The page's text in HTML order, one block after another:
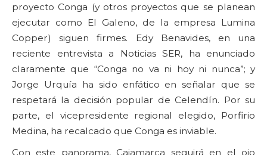
proyecto Conga (y otros proyectos que se planean
ejecutar como El Galeno, de la empresa Lumina
Copper) siguen firmes. Edy Benavides, en una
reciente entrevista a Noticias SER, ha enunciado
claramente que “Conga no va ni hoy ni nunca”; y
Jorge Urquía ha sido enfático en señalar que se
respetará la decisión popular de Celendín. Por su
parte, el vicepresidente regional elegido, Porfirio
Medina, ha recalcado que Conga es inviable.
Con este panorama, Cajamarca seguirá en el ojo